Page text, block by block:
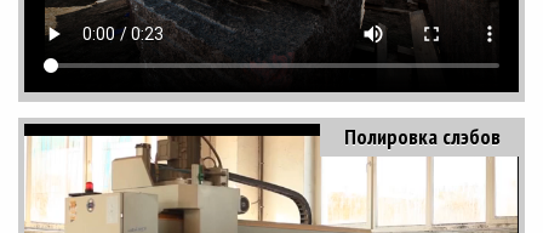
Полировка слэбов